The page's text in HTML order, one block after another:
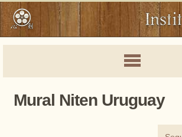
Mural Niten Uruguay